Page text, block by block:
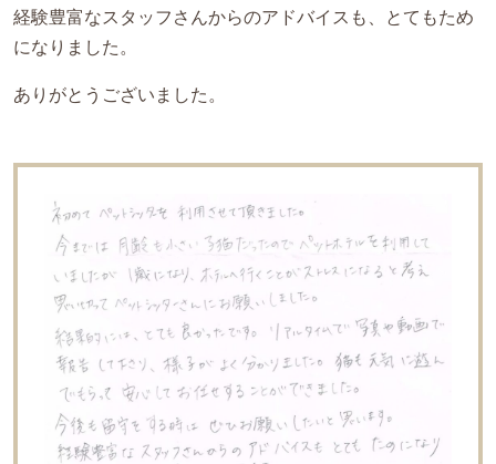
経験豊富なスタッフさんからのアドバイスも、とてもため
になりました。
ありがとうございました。